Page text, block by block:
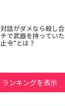
対話がダメなら殺し
チで武器を持ってい
止令”とは？
ランキングを表示